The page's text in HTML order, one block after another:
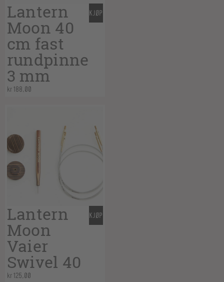
Lantern
Moon 40
cm fast
rundpinne
3 mm
kr188,00
KJØP
Lantern
Moon
Vaier
Swivel 40
kr125,00
KJØP